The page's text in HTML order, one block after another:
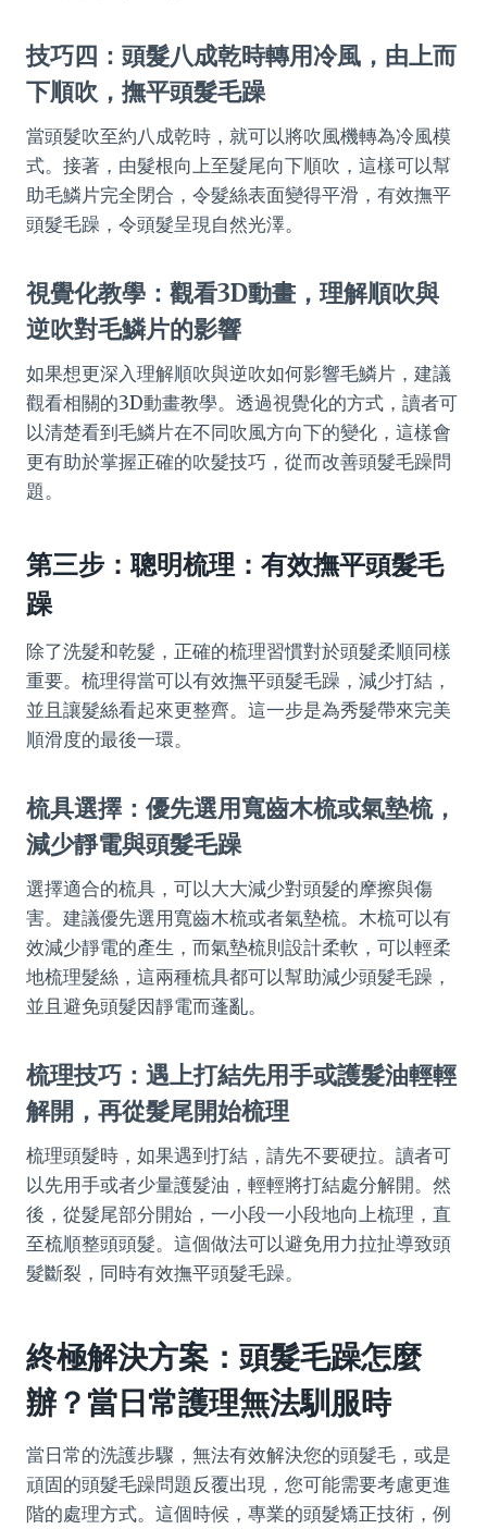
技巧四：頭髮八成乾時轉用冷風，由上而
下順吹，撫平頭髮毛躁
當頭髮吹至約八成乾時，就可以將吹風機轉為冷風模
式。接著，由髮根向上至髮尾向下順吹，這樣可以幫
助毛鱗片完全閉合，令髮絲表面變得平滑，有效撫平
頭髮毛躁，令頭髮呈現自然光澤。
視覺化教學：觀看3D動畫，理解順吹與
逆吹對毛鱗片的影響
如果想更深入理解順吹與逆吹如何影響毛鱗片，建議
觀看相關的3D動畫教學。透過視覺化的方式，讀者可
以清楚看到毛鱗片在不同吹風方向下的變化，這樣會
更有助於掌握正確的吹髮技巧，從而改善頭髮毛躁問
題。
第三步：聰明梳理：有效撫平頭髮毛
躁
除了洗髮和乾髮，正確的梳理習慣對於頭髮柔順同樣
重要。梳理得當可以有效撫平頭髮毛躁，減少打結，
並且讓髮絲看起來更整齊。這一步是為秀髮帶來完美
順滑度的最後一環。
梳具選擇：優先選用寬齒木梳或氣墊梳，
減少靜電與頭髮毛躁
選擇適合的梳具，可以大大減少對頭髮的摩擦與傷
害。建議優先選用寬齒木梳或者氣墊梳。木梳可以有
效減少靜電的產生，而氣墊梳則設計柔軟，可以輕柔
地梳理髮絲，這兩種梳具都可以幫助減少頭髮毛躁，
並且避免頭髮因靜電而蓬亂。
梳理技巧：遇上打結先用手或護髮油輕輕
解開，再從髮尾開始梳理
梳理頭髮時，如果遇到打結，請先不要硬拉。讀者可
以先用手或者少量護髮油，輕輕將打結處分解開。然
後，從髮尾部分開始，一小段一小段地向上梳理，直
至梳順整頭頭髮。這個做法可以避免用力拉扯導致頭
髮斷裂，同時有效撫平頭髮毛躁。
終極解決方案：頭髮毛躁怎麼
辦？當日常護理無法馴服時
當日常的洗護步驟，無法有效解決您的頭髮毛，或是
頑固的頭髮毛躁問題反覆出現，您可能需要考慮更進
階的處理方式。這個時候，專業的頭髮矯正技術，例